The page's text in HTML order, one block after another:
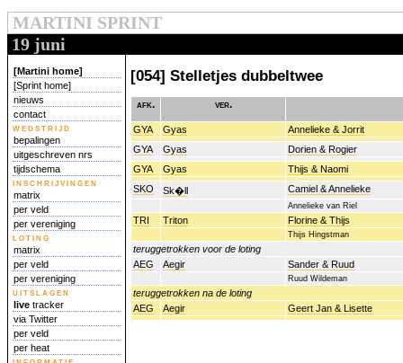
MARTINI SPRINT
19 juni
[Martini home]
[Sprint home]
nieuws
contact
wedstrijd
bepalingen
uitgeschreven nrs
tijdschema
inschrijvingen
matrix
per veld
per vereniging
loting
matrix
per veld
per vereniging
uitslagen
live tracker
via Twitter
per veld
per heat
[054] Stelletjes dubbeltwee
afk. ver.
GYA Gyas
Annelieke & Jorrit
GYA
Gyas
Dorien & Rogier
GYA
Gyas
Thijs & Naomi
SKO
Sk�ll Camiel & Annelieke
Annelieke van Riel
TRI Triton Florine & Thijs
Thijs Hingstman
teruggetrokken voor de loting
AEG
Aegir Sander & Ruud
Ruud Wildeman
teruggetrokken na de loting
AEG
Aegir Geert Jan & Lisette